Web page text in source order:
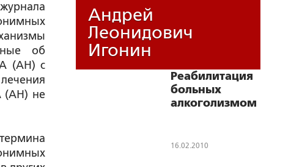
об
(АН) с
(АН) не
Андрей
Леонидович
Игонин
Реабилитация
больных
алкоголизмом
нарушений их
16.02.2010